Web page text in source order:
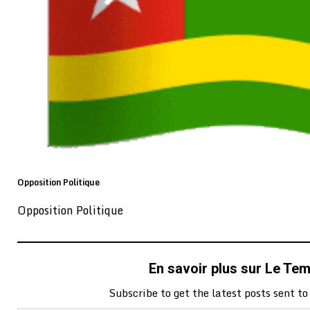
Opposition Politique
Opposition Politique
En savoir plus sur Le
Subscribe to get the latest posts sent